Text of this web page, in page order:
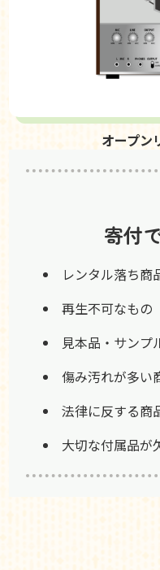
オープン
寄付
レンタル落ち商
再生不可なもの
見本品・サンプ
傷み汚れが多い
法律に反する商
大切な付属品が